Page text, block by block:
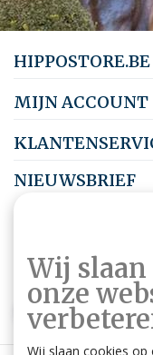
HIPPOSTORE.BE
MIJN ACCOUNT
NIEUWSBRIEF
Abonneer je op onze
ABONNEER
Wij slaan
onze
Wij slaan cookies